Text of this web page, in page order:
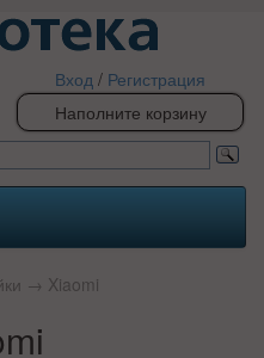
Вход / Регистрация
Наполните корзину
→ Xiaomi